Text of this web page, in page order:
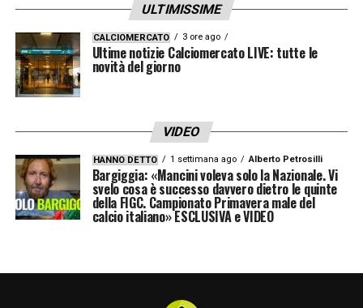
ULTIMISSIME
CALCIOMERCATO 3 ore ago
Ultime notizie Calciomercato LIVE: tutte le
novità del giorno
VIDEO
HANNO DETTO 1 settimana ago Alberto Petrosilli
Bargiggia: «Mancini voleva solo la Nazionale. Vi
svelo cosa è successo davvero dietro le quinte
della FIGC. Campionato Primavera male del
calcio italiano» ESCLUSIVA e VIDEO